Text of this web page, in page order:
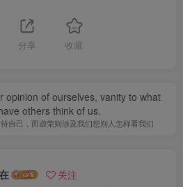
分享 收藏
opinion of ourselves, vanity to what
others think of us.
自己，而虚荣则涉及我们想别人怎样看我们
关注